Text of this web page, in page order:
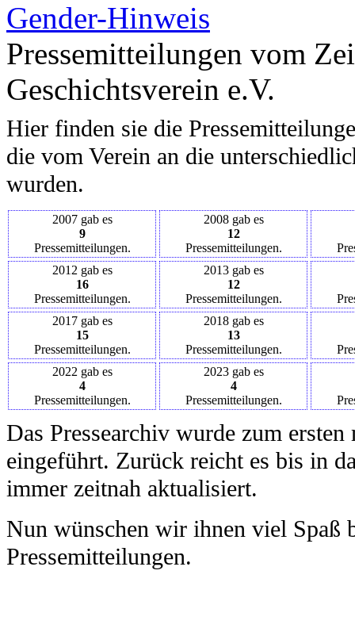
Gender-Hinweis
Pressemitteilungen vom
Geschichtsverein e.V.
Hier finden sie die
die vom Verein an die
wurden.
2007 gab es
9
Pressemitteilungen.
2008 gab es
12
Pressemitteilungen.
2012 gab es
16
Pressemitteilungen.
2013 gab es
12
Pressemitteilungen.
2017 gab es
15
Pressemitteilungen.
2018 gab es
13
Pressemitteilungen.
2022 gab es
4
Pressemitteilungen.
2023 gab es
4
Pressemitteilungen.
Das Pressearchiv wurde zum
eingeführt. Zurück reicht es bis in
immer zeitnah aktualisiert.
Nun wünschen wir ihnen viel Spaß
Pressemitteilungen.